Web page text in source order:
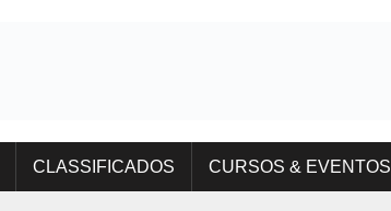
CLASSIFICADOS CURSOS & EVENTOS